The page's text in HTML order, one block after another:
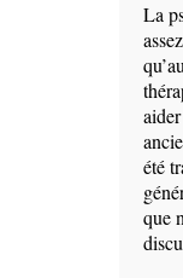
La
été
que